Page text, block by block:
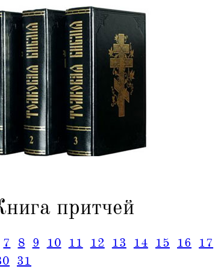
притчей
7 8 9 10 11 12 13 14 15 16 17
31